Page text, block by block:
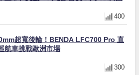
400
超寬後輪！BENDA LFC700 Pro 直
航車挑戰歐洲市場
300